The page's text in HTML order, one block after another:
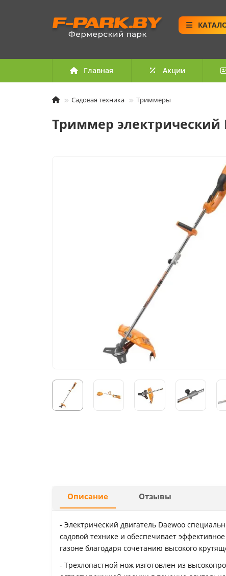
Главная Акции
Садовая техника Триммеры
Триммер электрический
Описание Отзывы
- Электрический двигатель Daewoo
садовой технике и обеспечивает
газоне благодаря сочетанию высокого
- Трехлопастной нож изготовлен из